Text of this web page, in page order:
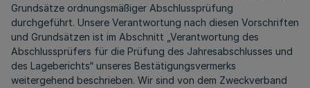
Grundsätze ordnungsmäßiger Abschlussprüfung
durchgeführt. Unsere Verantwortung nach diesen Vorschriften
und Grundsätzen ist im Abschnitt „Verantwortung des
Abschlussprüfers für die Prüfung des Jahresabschlusses und
des Lageberichts“ unseres Bestätigungsvermerks
weitergehend beschrieben. Wir sind von dem Zweckverband